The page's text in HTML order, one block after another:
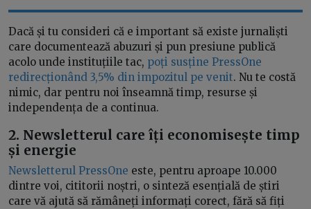
Dacă și tu consideri că e important să existe jurnaliști
care documentează abuzuri și pun presiune publică
acolo unde instituțiile tac, poți susține PressOne
redirecționând 3,5% din impozitul pe venit. Nu te costă
nimic, dar pentru noi înseamnă timp, resurse și
independența de a continua.
2. Newsletterul care îți economisește timp
și energie
Newsletterul PressOne este, pentru aproape 10.000
dintre voi, cititorii noștri, o sinteză esențială de știri
care vă ajută să rămâneți informați corect, fără să fiți